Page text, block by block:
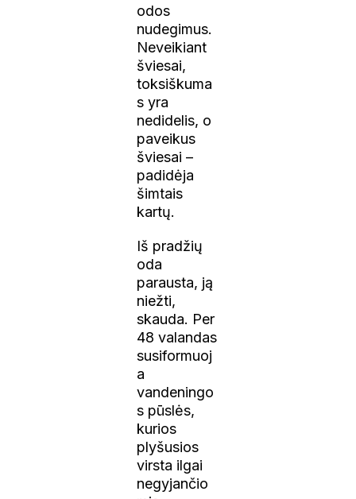
odos
nudegimus.
Neveikiant
šviesai,
toksiškuma
s yra
nedidelis, o
paveikus
šviesai –
padidėja
šimtais
kartų.
Iš pradžių
oda
parausta, ją
niežti,
skauda. Per
48 valandas
susiformuoj
a
vandeningo
s pūslės,
kurios
plyšusios
virsta ilgai
negyjančio